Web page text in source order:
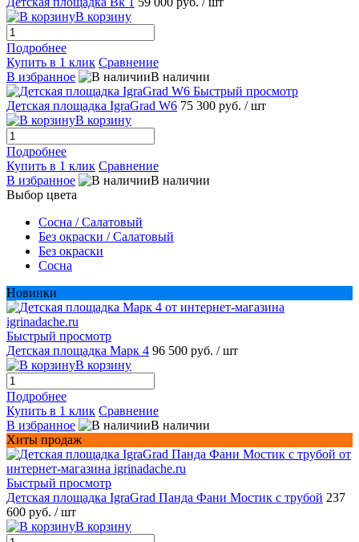
В корзину
Подробнее
Купить в 1 клик Сравнение
В избранное
В наличии
Быстрый просмотр
Детская площадка IgraGrad W6 75 300 руб. / шт
В корзину
Подробнее
Купить в 1 клик Сравнение
В избранное
В наличии
Выбор цвета
Сосна / Салатовый
Без окраски / Салатовый
Без окраски
Сосна
Новинки
Быстрый просмотр
Детская площадка Марк 4 96 500 руб. / шт
В корзину
Подробнее
Купить в 1 клик Сравнение
В избранное
В наличии
Хиты продаж
Быстрый просмотр
Детская площадка IgraGrad Панда Фани Мостик с трубой 237
600 руб. / шт
В корзину